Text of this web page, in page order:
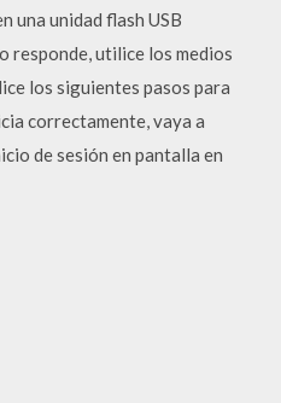
una unidad flash USB
responde, utilice los medios
los siguientes pasos para
correctamente, vaya a
de sesión en pantalla en